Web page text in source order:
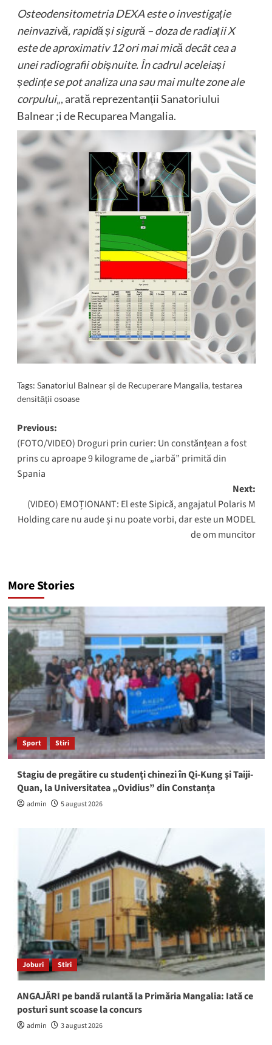
Osteodensitometria DEXA este o investigație
neinvazivă, rapidă și sigură – doza de radiații X
este de aproximativ 12 ori mai mică decât cea a
unei radiografii obișnuite. În cadrul aceleiași
ședințe se pot analiza una sau mai multe zone ale
corpului„, arată reprezentanții Sanatoriului
Balnear ;i de Recuparea Mangalia.
Tags: Sanatoriul Balnear și de Recuperare Mangalia,testarea
densității osoase
Post
navigation
Previous:
(FOTO/VIDEO) Droguri prin curier: Un constănțean a fost
prins cu aproape 9 kilograme de „iarbă” primită din
Spania
Next:
(VIDEO) EMOȚIONANT: El este Sipică, angajatul Polaris M
Holding care nu aude și nu poate vorbi, dar este un MODEL
de om muncitor
More Stories
Sport Stiri
Stagiu de pregătire cu studenți chinezi în Qi-Kung și Taiji-
Quan, la Universitatea „Ovidius” din Constanța
admin 5 august 2026
Joburi Stiri
ANGAJĂRI pe bandă rulantă la Primăria Mangalia: Iată ce
posturi sunt scoase la concurs
admin 3 august 2026